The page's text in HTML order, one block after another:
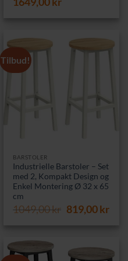
Tilbud!
BARSTOLER
Industrielle Barstoler – Set
med 2, Kompakt Design og
Enkel Montering Ø 32 x 65
cm
1049,00kr Opprinnelig
819,00kr